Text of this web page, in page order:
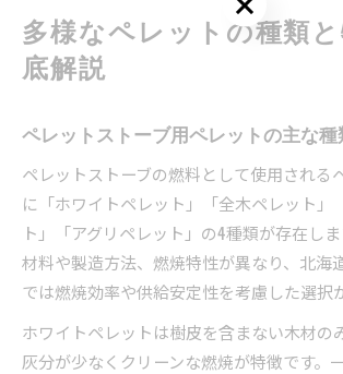
多様なペレットの種類
底解説
ペレットストーブ用ペレットの主な種
ペレットストーブの燃料として使用される
に「ホワイトペレット」「全木ペレット」
ト」「アグリペレット」の4種類が存在し
材料や製造方法、燃焼特性が異なり、北海
では燃焼効率や供給安定性を考慮した選択
ホワイトペレットは樹皮を含まない木材の
灰分が少なくクリーンな燃焼が特徴です。